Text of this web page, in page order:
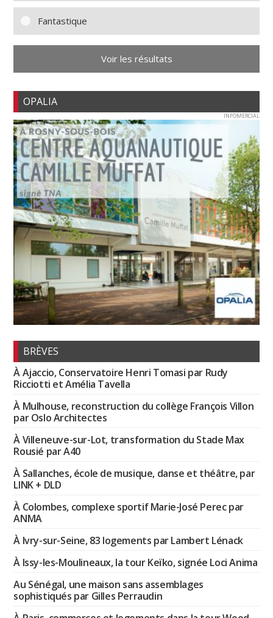
Fantastique
Voir les résultats
OPALIA
INFOMERCIAL
BRÈVES
À Ajaccio, Conservatoire Henri Tomasi par Rudy
Ricciotti et Amélia Tavella
À Mulhouse, reconstruction du collège François Villon
par Oslo Architectes
À Villeneuve-sur-Lot, transformation du Stade Max
Rousié par A40
À Sallanches, école de musique, danse et théâtre, par
LINK + DLD
À Colombes, complexe sportif Marie-José Perec par
ANMA
À Ivry-sur-Seine, 83 logements par Lambert Lénack
À Issy-les-Moulineaux, la tour Keïko, signée Loci Anima
Au Sénégal, une maison sans assemblages
sophistiqués par Gilles Perraudin